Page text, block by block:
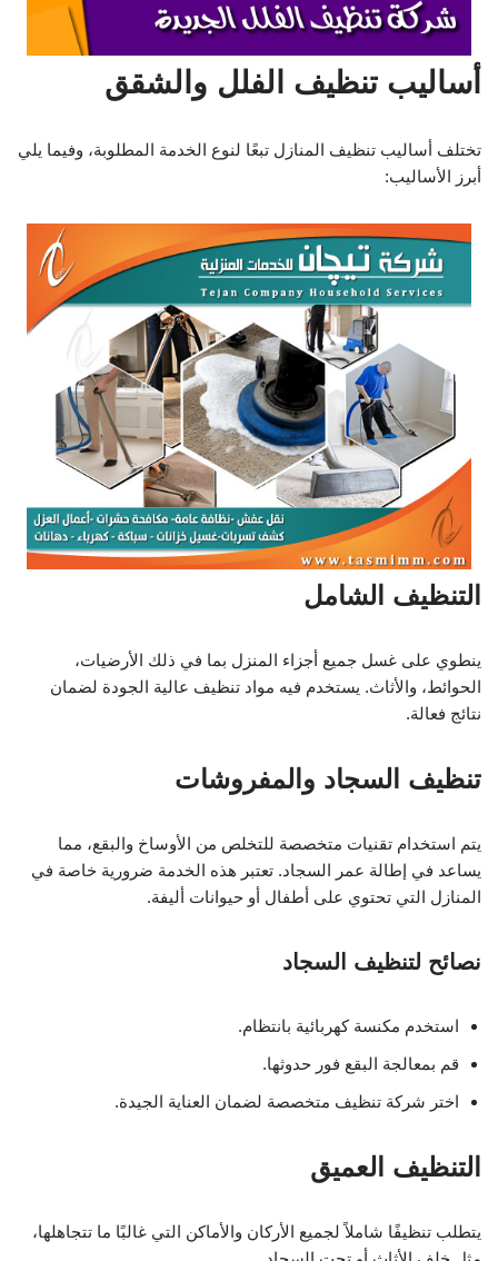
أساليب تنظيف الفلل والشقق
تختلف أساليب تنظيف المنازل تبعًا لنوع الخدمة المطلوبة، وفيما يلي
أبرز الأساليب:
التنظيف الشامل
ينطوي على غسل جميع أجزاء المنزل بما في ذلك الأرضيات،
الحوائط، والأثاث. يستخدم فيه مواد تنظيف عالية الجودة لضمان
نتائج فعالة.
تنظيف السجاد والمفروشات
يتم استخدام تقنيات متخصصة للتخلص من الأوساخ والبقع، مما
يساعد في إطالة عمر السجاد. تعتبر هذه الخدمة ضرورية خاصة في
المنازل التي تحتوي على أطفال أو حيوانات أليفة.
نصائح لتنظيف السجاد
استخدم مكنسة كهربائية بانتظام.
قم بمعالجة البقع فور حدوثها.
اختر شركة تنظيف متخصصة لضمان العناية الجيدة.
التنظيف العميق
يتطلب تنظيفًا شاملاً لجميع الأركان والأماكن التي غالبًا ما تتجاهلها،